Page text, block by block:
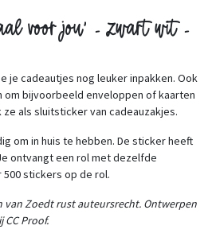
voor jou' - zwart wit -
je cadeautjes nog leuker inpakken. Ook
om bijvoorbeeld enveloppen of kaarten
als sluitsticker van cadeauzakjes.
om in huis te hebben. De sticker heeft
ontvangt een rol met dezelfde
stickers op de rol.
van Zoedt rust auteursrecht. Ontwerpen
Proof.